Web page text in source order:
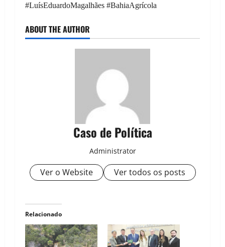
#LuísEduardoMagalhães #BahiaAgrícola
ABOUT THE AUTHOR
Caso de Política
Administrator
Ver o Website Ver todos os posts
Relacionado